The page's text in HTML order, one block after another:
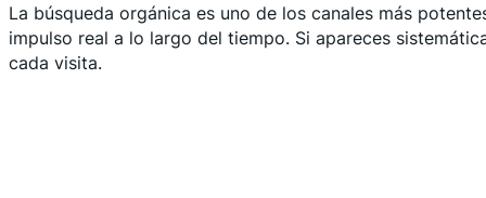
La búsqueda orgánica es uno de los canales más
impulso real a lo largo del tiempo. Si apareces
cada visita.